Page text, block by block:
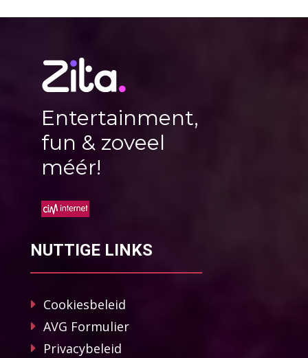
Entertainment,
fun & zoveel
méér!
NUTTIGE LINKS
Cookiesbeleid
AVG Formulier
Privacybeleid